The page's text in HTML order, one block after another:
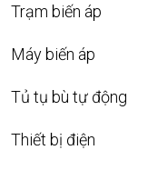
Trạm biến áp
Máy biến áp
Tủ tụ bù tự động
Thiết bị điện